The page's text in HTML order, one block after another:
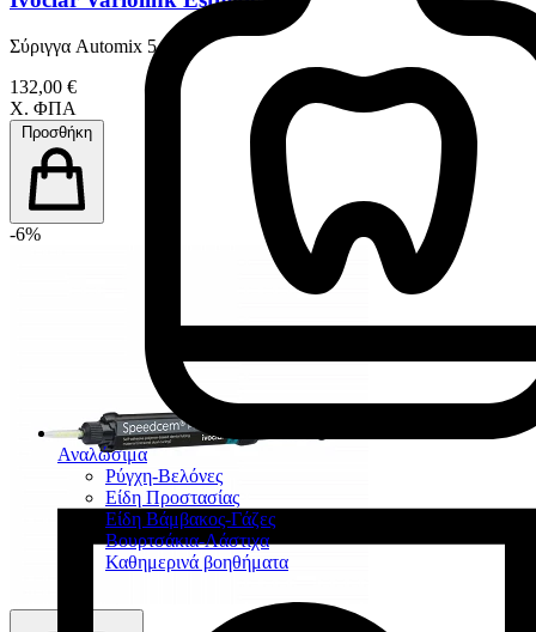
Αναλώσιμα
Ρύγχη-Βελόνες
Είδη Προστασίας
Είδη Βάμβακος-Γάζες
Βουρτσάκια-Λάστιχα
Καθημερινά βοηθήματα
Σύριγγα Automix 5 gr
132,00 €
Χ. ΦΠΑ
Προσθήκη
-6%